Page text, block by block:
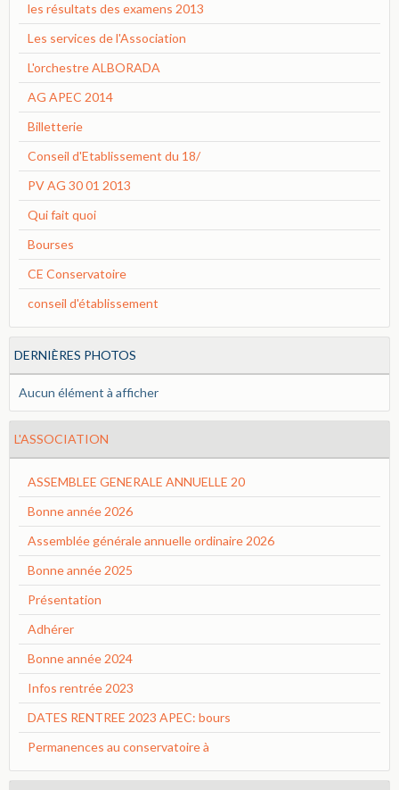
les résultats des examens 2013
Les services de l'Association
L'orchestre ALBORADA
AG APEC 2014
Billetterie
Conseil d'Etablissement du 18/
PV AG 30 01 2013
Qui fait quoi
Bourses
CE Conservatoire
conseil d'établissement
DERNIÈRES PHOTOS
Aucun élément à afficher
L'ASSOCIATION
ASSEMBLEE GENERALE ANNUELLE 20
Bonne année 2026
Assemblée générale annuelle ordinaire 2026
Bonne année 2025
Présentation
Adhérer
Bonne année 2024
Infos rentrée 2023
DATES RENTREE 2023 APEC: bours
Permanences au conservatoire à